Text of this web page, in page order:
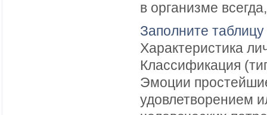
в организме
Заполните
Характеристика
Классификация
Эмоции
удовлетворением